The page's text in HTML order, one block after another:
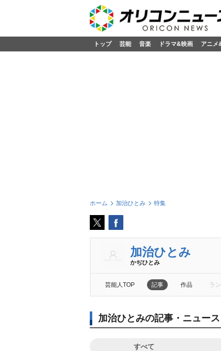
トップ 芸能 音楽 ドラマ&映画 アニメ
ホーム 加治ひとみ 特集
加治ひとみ
かぢひとみ
芸能人TOP 記事 作品 ラ
加治ひとみの記事・ニュー
すべて